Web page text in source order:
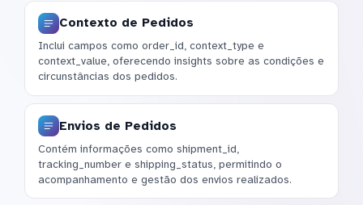
Contexto de Pedidos
Inclui campos como order_id, context_type e
context_value, oferecendo insights sobre as condições e
circunstâncias dos pedidos.
Envios de Pedidos
Contém informações como shipment_id,
tracking_number e shipping_status, permitindo o
acompanhamento e gestão dos envios realizados.